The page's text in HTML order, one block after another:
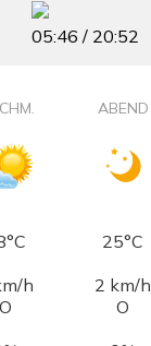
05:46 / 20:52
ABEND
25°C
h
O
2 km/h
O